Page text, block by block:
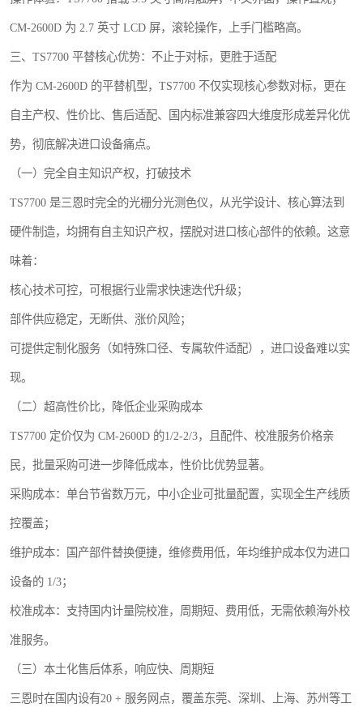
CM-2600D 为 2.7 英寸 LCD 屏，滚轮操作，上手门槛略高。
三、TS7700 平替核心优势：不止于对标，更胜于适配
作为 CM-2600D 的平替机型，TS7700 不仅实现核心参数对标，更在
自主产权、性价比、售后适配、国内标准兼容四大维度形成差异化优
势，彻底解决进口设备痛点。
（一）完全自主知识产权，打破技术
TS7700 是三恩时完全的光栅分光测色仪，从光学设计、核心算法到
硬件制造，均拥有自主知识产权，摆脱对进口核心部件的依赖。这意
味着：
核心技术可控，可根据行业需求快速迭代升级；
部件供应稳定，无断供、涨价风险；
可提供定制化服务（如特殊口径、专属软件适配），进口设备难以实
现。
（二）超高性价比，降低企业采购成本
TS7700 定价仅为 CM-2600D 的1/2-2/3，且配件、校准服务价格亲
民，批量采购可进一步降低成本，性价比优势显著。
采购成本：单台节省数万元，中小企业可批量配置，实现全生产线质
控覆盖；
维护成本：国产部件替换便捷，维修费用低，年均维护成本仅为进口
设备的 1/3；
校准成本：支持国内计量院校准，周期短、费用低，无需依赖海外校
准服务。
（三）本土化售后体系，响应快、周期短
三恩时在国内设有20 + 服务网点，覆盖东莞、深圳、上海、苏州等工